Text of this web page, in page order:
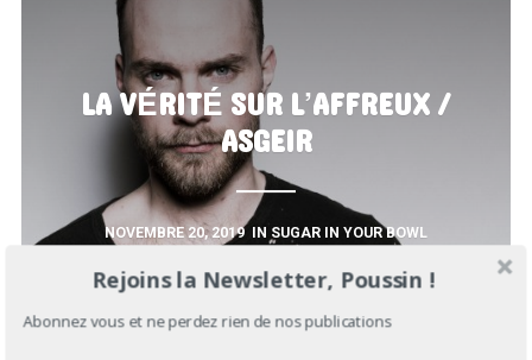
LA VÉRITÉ SUR L’AFFREUX /
ASGEIR
NOVEMBRE 20, 2019 IN SUGAR IN YOUR BOWL
Rejoins la Newsletter, Poussin !
Abonnez vous et ne perdez rien de nos publications